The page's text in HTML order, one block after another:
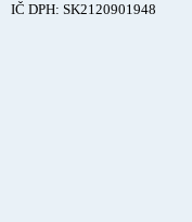
IČ DPH: SK2120901948